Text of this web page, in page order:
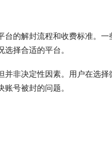
的解封流程和收费标准。
择合适的平台。
非决定性因素。用户在选
号被封的问题。